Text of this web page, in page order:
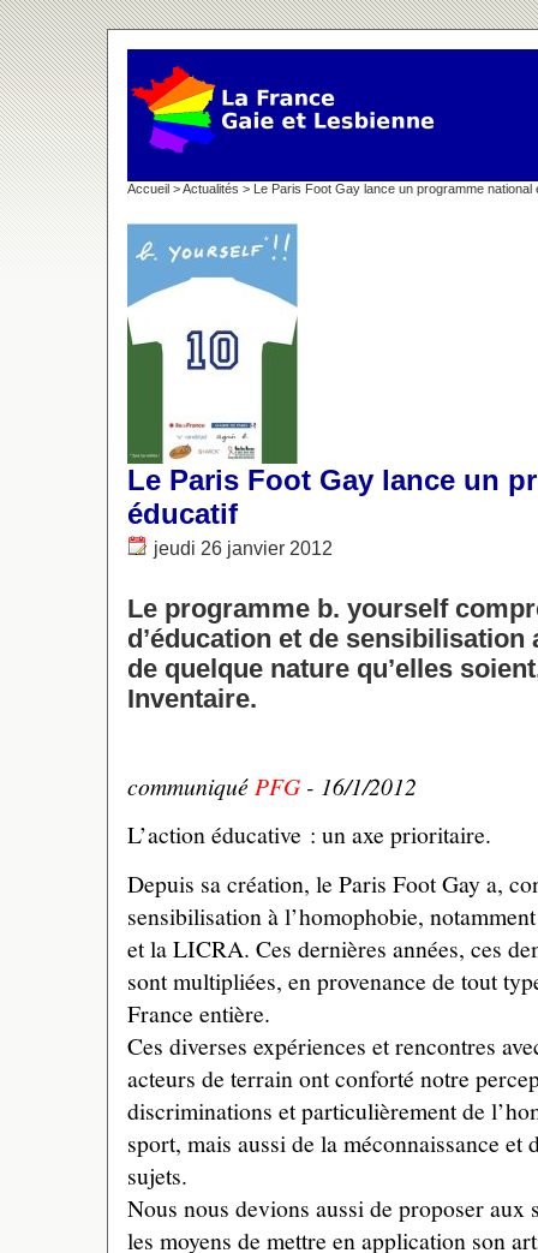
Accueil >Actualités > Le Paris Foot Gay lance un programme national
Le Paris Foot Gay lance un
éducatif
jeudi 26 janvier 2012
Le programme b. yourself
d’éducation et de
de quelque nature qu’elles
Inventaire.
communiqué PFG - 16/1/2012
L’action éducative : un axe prioritaire.
Depuis sa création, le Paris Foot Gay a,
sensibilisation à l’homophobie,
et la LICRA. Ces dernières années, ces
sont multipliées, en provenance de tout
France entière.
Ces diverses expériences et rencontres
acteurs de terrain ont conforté notre
discriminations et particulièrement de
sport, mais aussi de la méconnaissance et
sujets.
Nous nous devions aussi de proposer aux
les moyens de mettre en application son